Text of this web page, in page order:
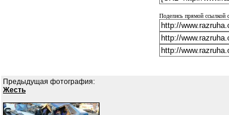
Поделись прямой ссылкой
Предыдущая фотография:
Жесть